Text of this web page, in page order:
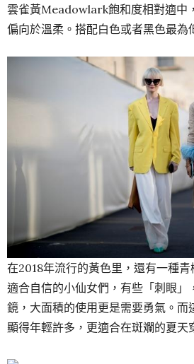
雲雀黃Meadowlark飽和度相對適中
偏向於溫柔。搭配白色或者黑色最為
在2018年流行的黃色里，還有一種青
適合自信的小仙女們，有些「刺眼」
鏡，大面積的使用更是需要勇氣。而
顯得年輕許多，更適合在斑斕的夏天